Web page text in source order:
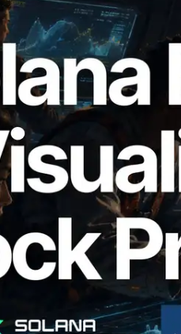
Solana
per Slot dan